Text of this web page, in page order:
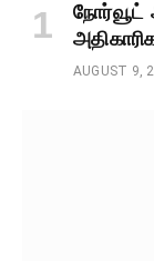
AUGUST 9,